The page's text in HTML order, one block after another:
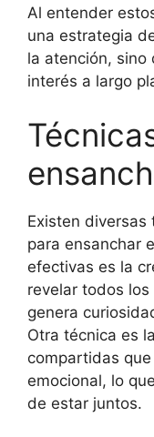
Al entender
una estrategia
la atención, sino
interés a largo
Existen diversas
para ensanchar
efectivas es la
revelar todos
genera
Otra técnica es
compartidas
emocional, lo
de estar juntos.